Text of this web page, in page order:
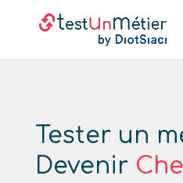
Tester un
Devenir